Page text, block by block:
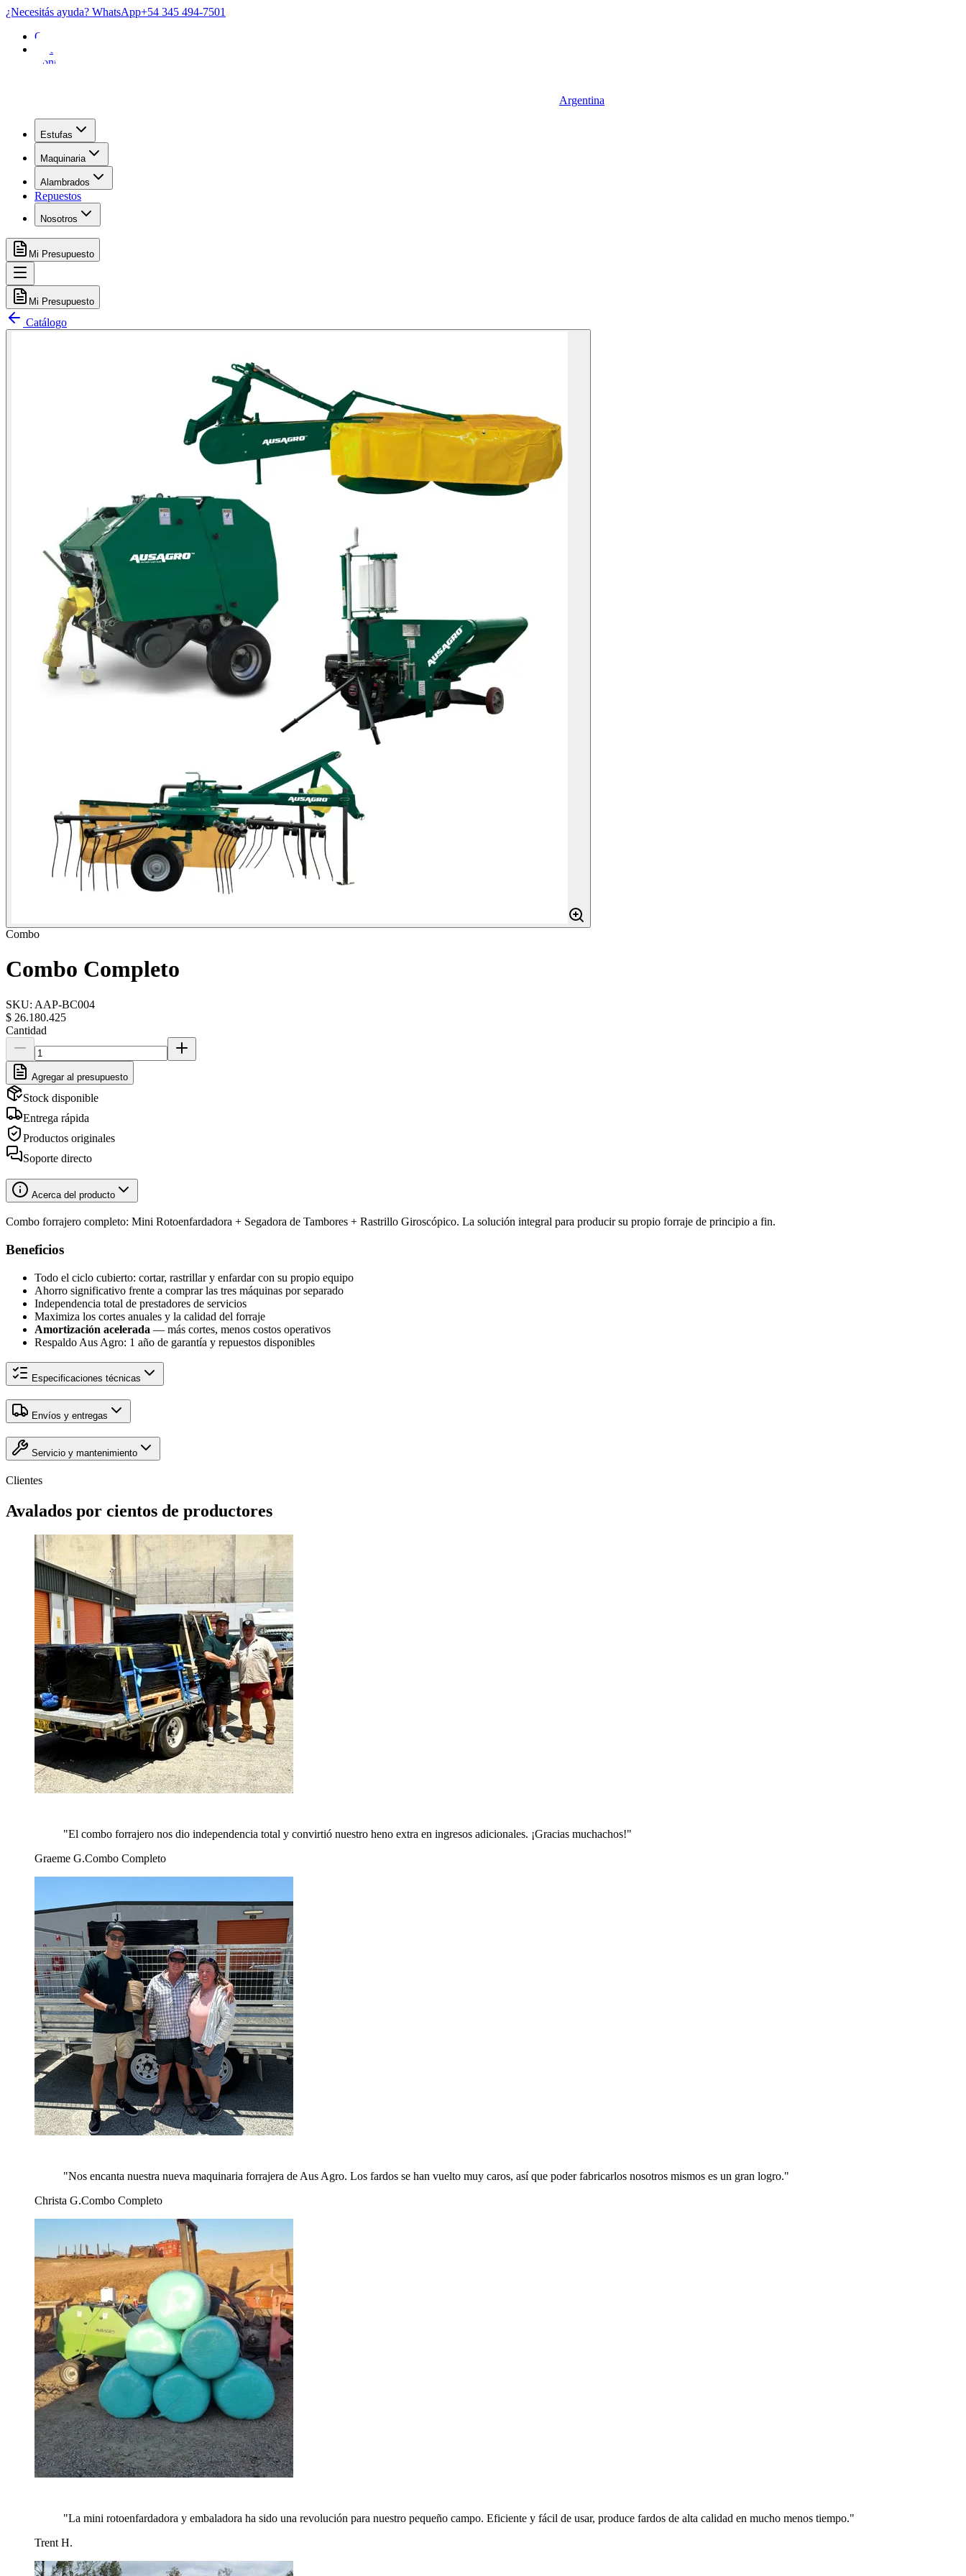
¿Necesitás ayuda? WhatsApp+54 345 494-7501
Garantía
FAQ
Contacto
Argentina
Estufas
Maquinaria
Alambrados
Repuestos
Nosotros
Mi Presupuesto
Mi Presupuesto
Catálogo
Combo
Combo Completo
SKU: AAP-BC004
$ 26.180.425
Cantidad
Agregar al presupuesto
Stock disponible
Entrega rápida
Productos originales
Soporte directo
Acerca del producto
Combo forrajero completo: Mini Rotoenfardadora + Segadora de Tambores + Rastrillo Giroscópico. La solución integral para producir su propio forraje de principio a fin.
Beneficios
Todo el ciclo cubierto: cortar, rastrillar y enfardar con su propio equipo
Ahorro significativo frente a comprar las tres máquinas por separado
Independencia total de prestadores de servicios
Maximiza los cortes anuales y la calidad del forraje
Amortización acelerada — más cortes, menos costos operativos
Respaldo Aus Agro: 1 año de garantía y repuestos disponibles
Especificaciones técnicas
Envíos y entregas
Servicio y mantenimiento
Clientes
Avalados por cientos de productores
"El combo forrajero nos dio independencia total y convirtió nuestro heno extra en ingresos adicionales. ¡Gracias muchachos!"
Graeme G.Combo Completo
"Nos encanta nuestra nueva maquinaria forrajera de Aus Agro. Los fardos se han vuelto muy caros, así que poder fabricarlos nosotros mismos es un gran logro."
Christa G.Combo Completo
"La mini rotoenfardadora y embaladora ha sido una revolución para nuestro pequeño campo. Eficiente y fácil de usar, produce fardos de alta calidad en mucho menos tiempo."
Trent H.